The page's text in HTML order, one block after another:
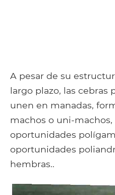
A pesar de su
largo plazo, las cebras
unen en manadas,
machos o uni-
oportunidades
oportunidades
hembras..